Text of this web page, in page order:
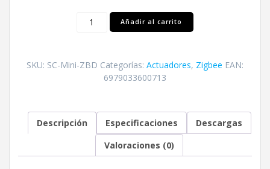
Relé
inteligente
Seco
Zigbee
Añadir al carrito
SKU: SC-Mini-ZBD Categorías: Actuadores, Zigbee EAN:
6979033600713
Descripción Especificaciones
Descargas
Valoraciones (0)